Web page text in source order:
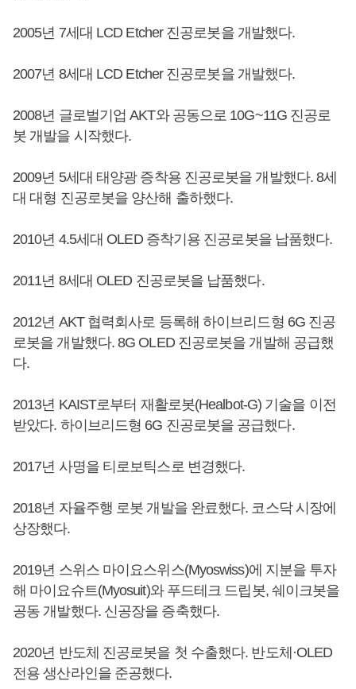
2005년 7세대 LCD Etcher 진공로봇을 개발했다.
2007년 8세대 LCD Etcher 진공로봇을 개발했다.
2008년 글로벌기업 AKT와 공동으로 10G~11G 진공로
봇 개발을 시작했다.
2009년 5세대 태양광 증착용 진공로봇을 개발했다. 8세
대 대형 진공로봇을 양산해 출하했다.
2010년 4.5세대 OLED 증착기용 진공로봇을 납품했다.
2011년 8세대 OLED 진공로봇을 납품했다.
2012년 AKT 협력회사로 등록해 하이브리드형 6G 진공
로봇을 개발했다. 8G OLED 진공로봇을 개발해 공급했
다.
2013년 KAIST로부터 재활로봇(Healbot-G) 기술을 이전
받았다. 하이브리드형 6G 진공로봇을 공급했다.
2017년 사명을 티로보틱스로 변경했다.
2018년 자율주행 로봇 개발을 완료했다. 코스닥 시장에
상장했다.
2019년 스위스 마이요스위스(Myoswiss)에 지분을 투자
해 마이요슈트(Myosuit)와 푸드테크 드립봇, 쉐이크봇을
공동 개발했다. 신공장을 증축했다.
2020년 반도체 진공로봇을 첫 수출했다. 반도체·OLED
전용 생산라인을 준공했다.